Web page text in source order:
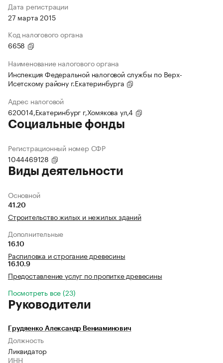
Дата регистрации
27 марта 2015
Код налогового органа
6658
Наименование налогового органа
Инспекция Федеральной налоговой службы по Верх-
Исетскому району г.Екатеринбурга
Адрес налоговой
620014,Екатеринбург г,Хомякова ул,4
Социальные фонды
Регистрационный номер СФР
1044469128
Виды деятельности
Основной
41.20
Строительство жилых и нежилых зданий
Дополнительные
16.10
Распиловка и строгание древесины
16.10.9
Предоставление услуг по пропитке древесины
Посмотреть все (23)
Руководители
Грудяенко Александр Вениаминович
Должность
Ликвидатор
ИНН